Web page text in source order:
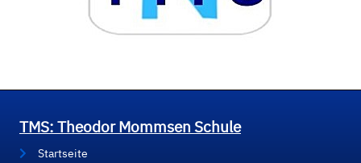
TMS: Theodor Mommsen Schule
Startseite